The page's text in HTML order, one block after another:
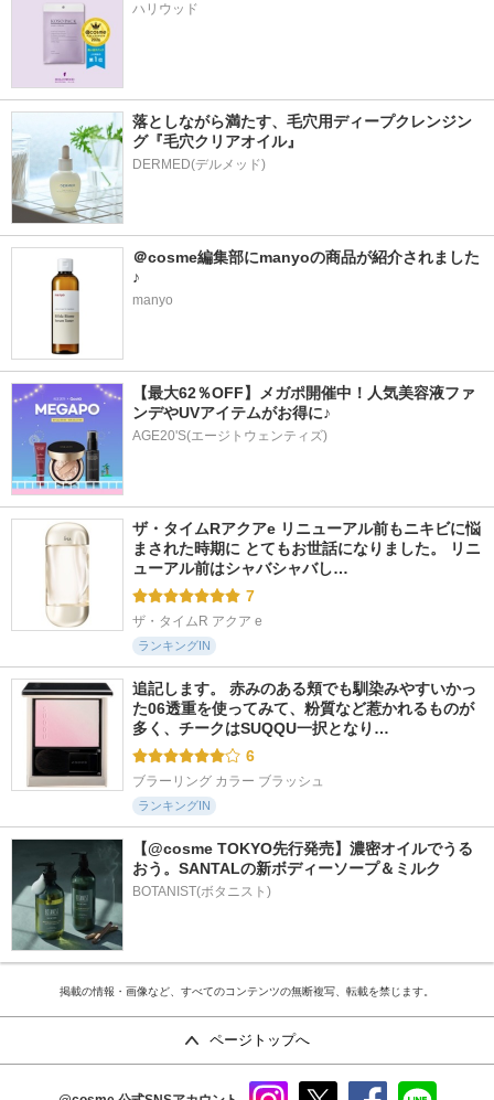
ハリウッド
落としながら満たす、毛穴用ディープクレンジン
グ『毛穴クリアオイル』
＠cosme編集部にmanyoの商品が紹介されました
♪
manyo
【最大62％OFF】メガポ開催中！人気美容液ファ
ンデやUVアイテムがお得に♪
AGE20'S(エージトウェンティズ)
ザ・タイムRアクアe リニューアル前もニキビに悩
まされた時期に とてもお世話になりました。 リニ
ューアル前はシャバシャバし…
7
ザ・タイムR アクア e
ランキングIN
追記します。 赤みのある頬でも馴染みやすいかっ
た06透重を使ってみて、粉質など惹かれるものが
多く、チークはSUQQU一択となり…
6
ブラーリング カラー ブラッシュ
ランキングIN
【@cosme TOKYO先行発売】濃密オイルでうる
おう。SANTALの新ボディーソープ＆ミルク
BOTANIST(ボタニスト)
掲載の情報・画像など、すべてのコンテンツの無断複写、転載を禁じます。
ページトップへ